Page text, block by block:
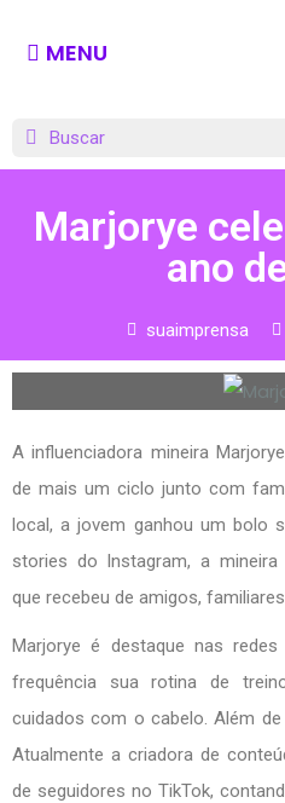
MENU
Marjorye
ano
suaimprensa
A influenciadora mineira
de mais um ciclo junto com
local, a jovem ganhou um bolo
stories do Instagram, a
que recebeu de amigos,
Marjorye é destaque nas
frequência sua rotina de
cuidados com o cabelo. Além
Atualmente a criadora de
de seguidores no TikTok,